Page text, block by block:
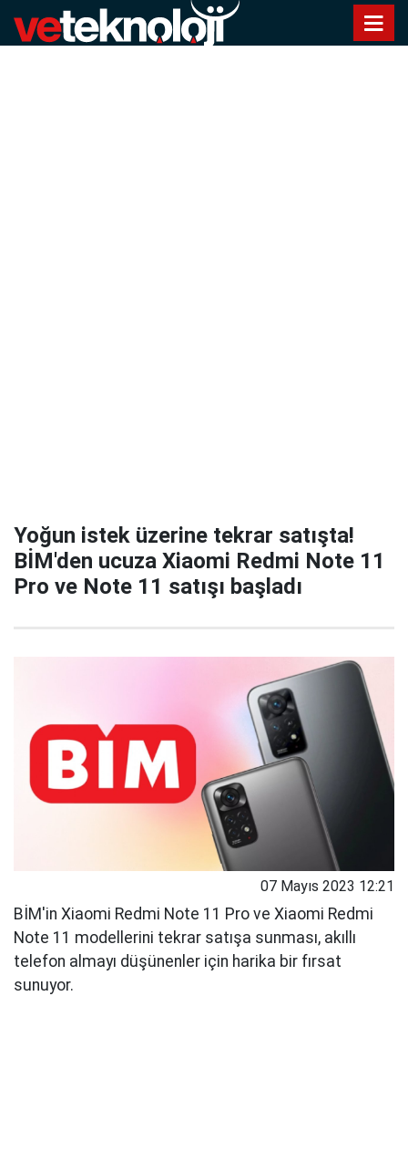
Yoğun istek üzerine tekrar satışta!
BİM'den ucuza Xiaomi Redmi Note 11
Pro ve Note 11 satışı başladı
07 Mayıs 2023 12:21
BİM'in Xiaomi Redmi Note 11 Pro ve Xiaomi Redmi
Note 11 modellerini tekrar satışa sunması, akıllı
telefon almayı düşünenler için harika bir fırsat
sunuyor.